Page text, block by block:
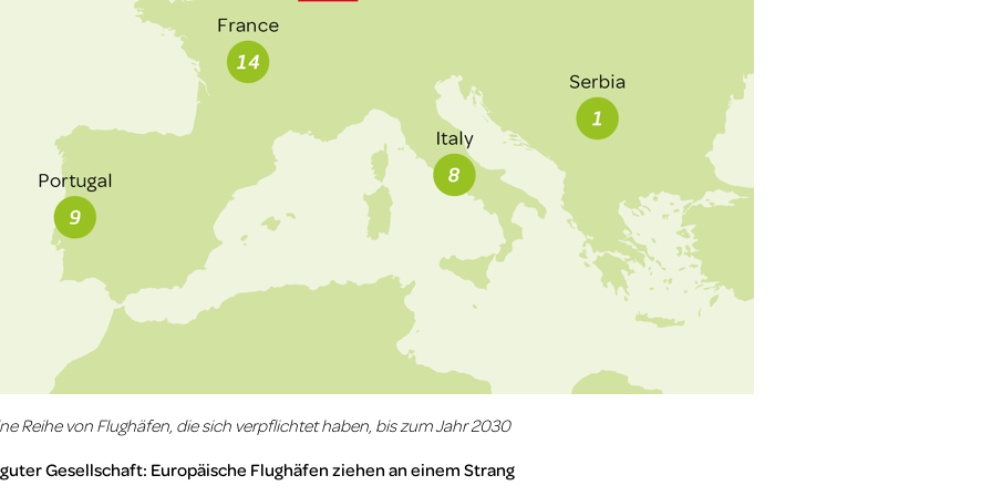
Reihe von Flughäfen, die sich verpflichtet haben, bis zum Jahr 2030
Gesellschaft: Europäische Flughäfen ziehen an einem Strang